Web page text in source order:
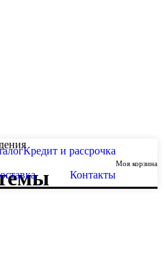
Кредит и рассрочка
Контакты
Моя корзина